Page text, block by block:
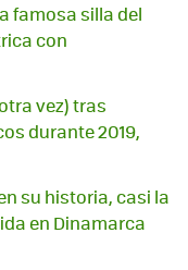
famosa silla del
con
vez) tras
durante 2019,
su historia, casi la
en Dinamarca